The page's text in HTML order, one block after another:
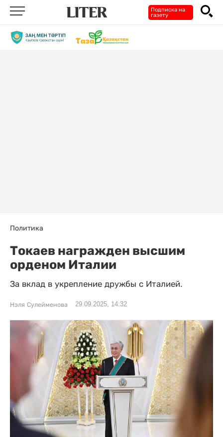
Подписка на
газету
Политика
Токаев награжден высшим
орденом Италии
За вклад в укрепление дружбы с Италией.
Нэля Сулейменова 29.09.2025, 14:32